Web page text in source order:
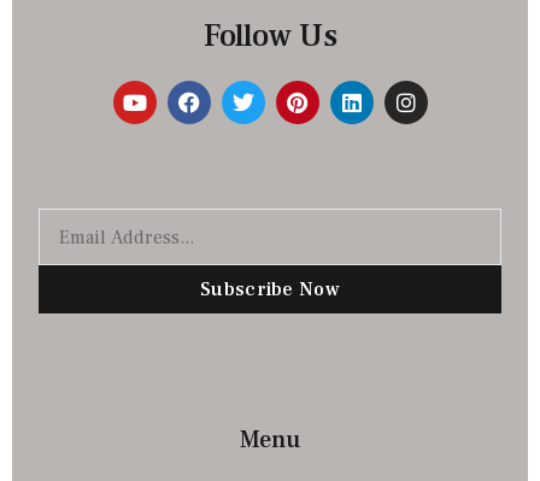
Follow Us
Subscribe Now
Menu